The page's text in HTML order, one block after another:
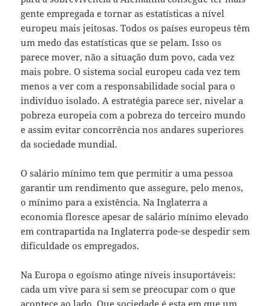
gente empregada e tornar as estatísticas a nível
europeu mais jeitosas. Todos os países europeus têm
um medo das estatísticas que se pelam. Isso os
parece mover, não a situação dum povo, cada vez
mais pobre. O sistema social europeu cada vez tem
menos a ver com a responsabilidade social para o
indivíduo isolado. A estratégia parece ser, nivelar a
pobreza europeia com a pobreza do terceiro mundo
e assim evitar concorrência nos andares superiores
da sociedade mundial.
O salário mínimo tem que permitir a uma pessoa
garantir um rendimento que assegure, pelo menos,
o mínimo para a existência. Na Inglaterra a
economia floresce apesar de salário mínimo elevado
em contrapartida na Inglaterra pode-se despedir sem
dificuldade os empregados.
Na Europa o egoísmo atinge níveis insuportáveis:
cada um vive para si sem se preocupar com o que